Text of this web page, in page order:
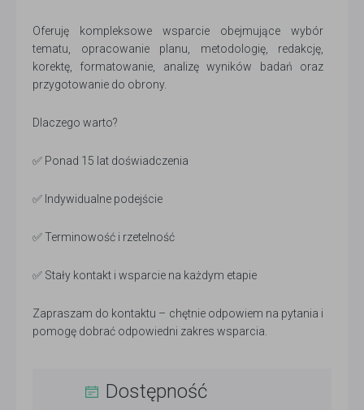
Oferuję kompleksowe wsparcie obejmujące wybór
tematu, opracowanie planu, metodologię, redakcję,
korektę, formatowanie, analizę wyników badań oraz
przygotowanie do obrony.
Dlaczego warto?
✅ Ponad 15 lat doświadczenia
✅ Indywidualne podejście
✅ Terminowość i rzetelność
✅ Stały kontakt i wsparcie na każdym etapie
Zapraszam do kontaktu – chętnie odpowiem na pytania i
pomogę dobrać odpowiedni zakres wsparcia.
Dostępność